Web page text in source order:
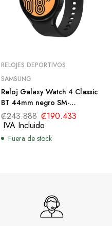
RELOJES DEPORTIVOS
SAMSUNG
Reloj Galaxy Watch 4 Classic
BT 44mm negro SM-
R870NZKALTA
₡243.888 ₡190.433
IVA Incluido
Fuera de stock